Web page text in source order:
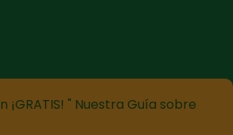
¡GRATIS! " Nuestra Guía sobre